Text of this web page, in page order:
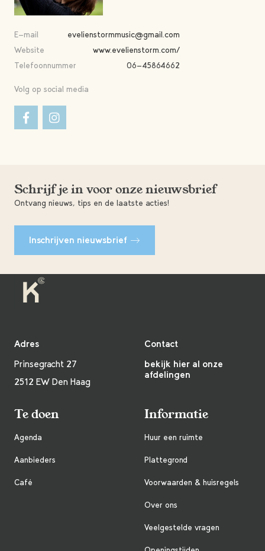
E-mail
evelienstormmusic@gmail.com
Website
www.evelienstorm.com/
Telefoonnummer
06-45864662
Volg op social media
Schrijf je in voor onze nieuwsbrief
Ontvang nieuws, tips en de laatste acties!
Inschrijven nieuwsbrief
Adres
Prinsegracht 27
2512 EW Den Haag
Contact
bekijk hier al onze
afdelingen
Te doen
Agenda
Aanbieders
Café
Informatie
Huur een ruimte
Plattegrond
Voorwaarden & huisregels
Over ons
Veelgestelde vragen